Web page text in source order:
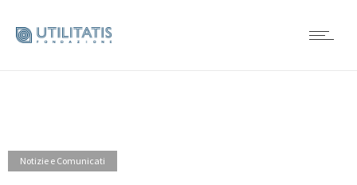
Notizie e Comunicati